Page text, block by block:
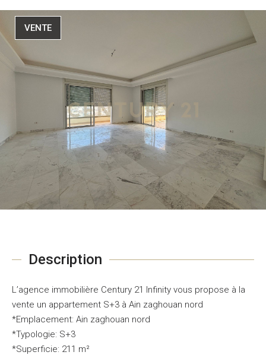
VENTE
Description
L’agence immobilière Century 21 Infinity vous propose à la
vente un appartement S+3 à Ain zaghouan nord
*Emplacement: Ain zaghouan nord
*Typologie: S+3
*Superficie: 211 m²